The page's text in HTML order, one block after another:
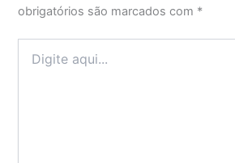
obrigatórios são marcados com *
aqui...